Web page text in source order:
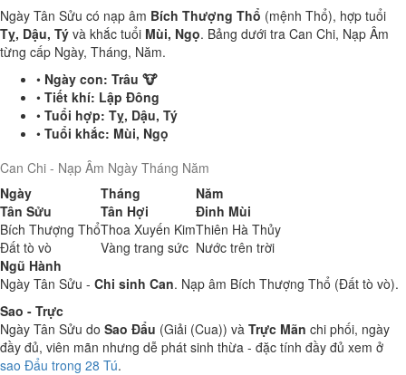
Ngày Tân Sửu có nạp âm Bích Thượng Thổ (mệnh Thổ), hợp tuổi
Tỵ, Dậu, Tý và khắc tuổi Mùi, Ngọ. Bảng dưới tra Can Chi, Nạp Âm
từng cấp Ngày, Tháng, Năm.
• Ngày con: Trâu 🐮
• Tiết khí: Lập Đông
• Tuổi hợp: Tỵ, Dậu, Tý
• Tuổi khắc: Mùi, Ngọ
Can Chi - Nạp Âm Ngày Tháng Năm
Ngày
Tháng
Năm
Tân Sửu
Tân Hợi
Đinh Mùi
Bích Thượng ThổThoa Xuyến KimThiên Hà Thủy
Đất tò vò
Vàng trang sức Nước trên trời
Ngũ Hành
Ngày Tân Sửu - Chi sinh Can. Nạp âm Bích Thượng Thổ (Đất tò vò).
Sao - Trực
Ngày Tân Sửu do Sao Đẩu (Giải (Cua)) và Trực Mãn chi phối, ngày
đầy đủ, viên mãn nhưng dễ phát sinh thừa - đặc tính đầy đủ xem ở
sao Đẩu trong 28 Tú.